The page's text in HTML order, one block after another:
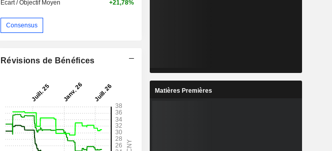
Ecart / Objectif Moyen +21,78%
Consensus
Révisions de Bénéfices
Matières Premières